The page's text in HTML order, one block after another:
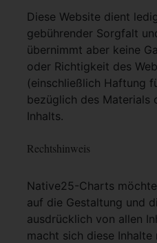
Diese Website dient
gebührender Sorgfalt
übernimmt aber keine
oder Richtigkeit des
(einschließlich Haftung
bezüglich des Materials
Inhalts.
Rechtshinweis
Native25-Charts
auf die Gestaltung und
ausdrücklich von allen
macht sich diese Inhalte